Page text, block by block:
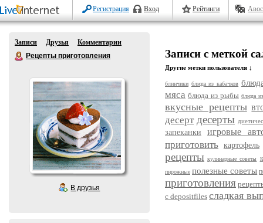
Регистрация Вход Рейтинги
Записи Друзья
Комментарии
Рецепты приготовления
В друзья
Записи с меткой
Другие метки пользователя ↓
блинчики блюда из кабачков
мяса блюда из рыбы блюда
вкусные рецепты
десерт десерты
запеканки игровые
приготовить картофель
рецепты кулинарные советы
пирожные полезные советы
приготовления
с depositfiles сладкая